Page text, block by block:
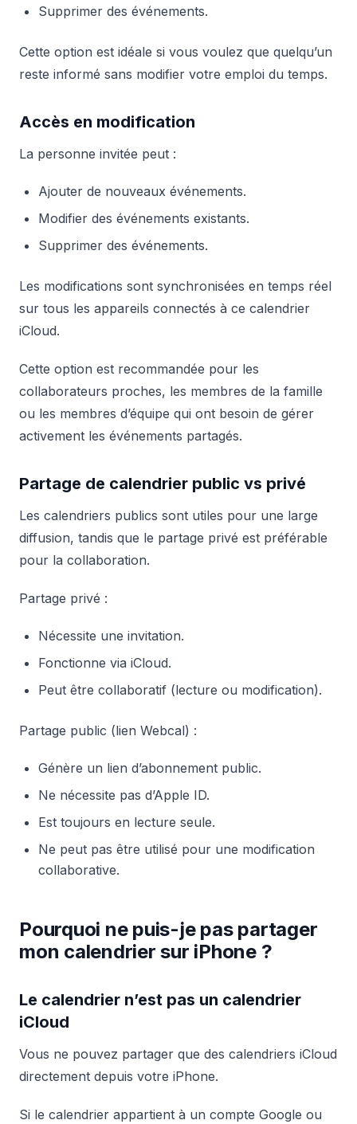
Supprimer des événements.
Cette option est idéale si vous voulez que quelqu’un
reste informé sans modifier votre emploi du temps.
Accès en modification
La personne invitée peut :
Ajouter de nouveaux événements.
Modifier des événements existants.
Supprimer des événements.
Les modifications sont synchronisées en temps réel
sur tous les appareils connectés à ce calendrier
iCloud.
Cette option est recommandée pour les
collaborateurs proches, les membres de la famille
ou les membres d’équipe qui ont besoin de gérer
activement les événements partagés.
Partage de calendrier public vs privé
Les calendriers publics sont utiles pour une large
diffusion, tandis que le partage privé est préférable
pour la collaboration.
Partage privé :
Nécessite une invitation.
Fonctionne via iCloud.
Peut être collaboratif (lecture ou modification).
Partage public (lien Webcal) :
Génère un lien d’abonnement public.
Ne nécessite pas d’Apple ID.
Est toujours en lecture seule.
Ne peut pas être utilisé pour une modification
collaborative.
Pourquoi ne puis-je pas partager
mon calendrier sur iPhone ?
Le calendrier n’est pas un calendrier
iCloud
Vous ne pouvez partager que des calendriers iCloud
directement depuis votre iPhone.
Si le calendrier appartient à un compte Google ou